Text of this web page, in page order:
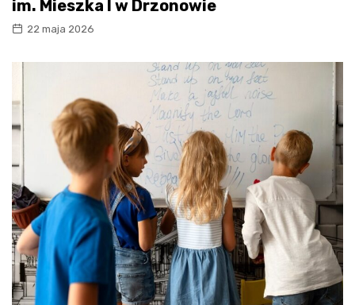
im. Mieszka I w Drzonowie
22 maja 2026